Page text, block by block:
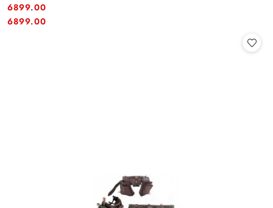
Cena:
6899.00
Cena:
6899.00